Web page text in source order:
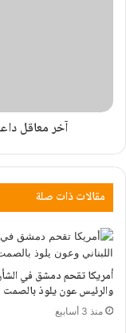
آخر معاقل
مقالات ذات صلة
أمريكا تقحم دمشق في الشأن
والرئيس عون يلوذ بالصمت
منذ 3 أسابيع